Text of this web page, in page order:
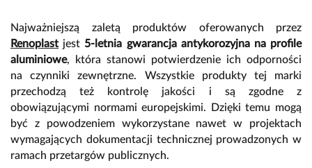
Najważniejszą zaletą produktów oferowanych przez
Renoplastjest 5-letnia gwarancja antykorozyjna na profile
aluminiowe, która stanowi potwierdzenie ich odporności
na czynniki zewnętrzne. Wszystkie produkty tej marki
przechodzą też kontrolę jakości i są zgodne z
obowiązującymi normami europejskimi. Dzięki temu mogą
być z powodzeniem wykorzystane nawet w projektach
wymagających dokumentacji technicznej prowadzonych w
ramach przetargów publicznych.